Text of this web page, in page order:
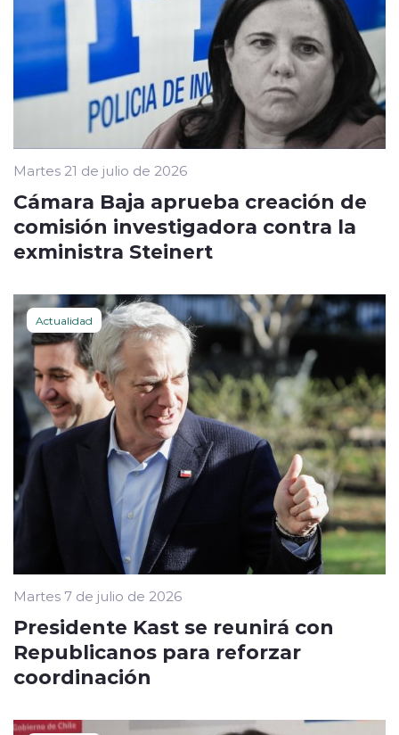
Martes 21 de julio de 2026
Cámara Baja aprueba creación de
comisión investigadora contra la
exministra Steinert
Actualidad
Martes 7 de julio de 2026
Presidente Kast se reunirá con
Republicanos para reforzar
coordinación